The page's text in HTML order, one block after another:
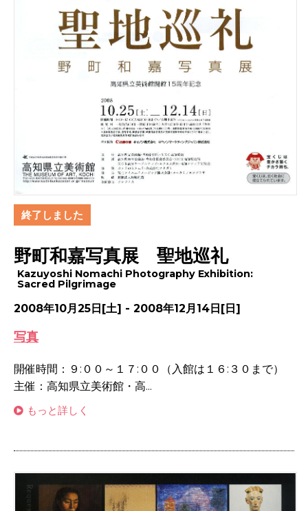
終了しました
野町和嘉写真展 聖地巡礼
Kazuyoshi Nomachi Photography Exhibition:
Sacred Pilgrimage
2008年10月25日[土] - 2008年12月14日[日]
写真
開催時間：９:００～１７:００（入館は１６:３０まで）
主催：高知県立美術館・高...
もっと詳しく